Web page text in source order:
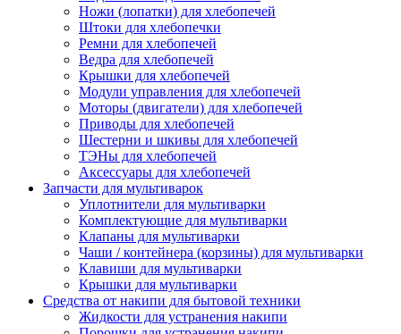
Ножи (лопатки) для хлебопечей
Штоки для хлебопечки
Ремни для хлебопечей
Ведра для хлебопечей
Крышки для хлебопечей
Модули управления для хлебопечей
Моторы (двигатели) для хлебопечей
Приводы для хлебопечей
Шестерни и шкивы для хлебопечей
ТЭНы для хлебопечей
Аксессуары для хлебопечей
Запчасти для мультиварок
Уплотнители для мультиварки
Комплектующие для мультиварки
Клапаны для мультиварки
Чаши / контейнера (корзины) для мультиварки
Клавиши для мультиварки
Крышки для мультиварки
Средства от накипи для бытовой техники
Жидкости для устранения накипи